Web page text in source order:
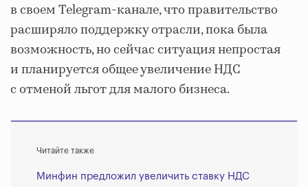
в своем Telegram-канале, что правительство
расширяло поддержку отрасли, пока была
возможность, но сейчас ситуация непростая
и планируется общее увеличение НДС
с отменой льгот для малого бизнеса.
Читайте также
Минфин предложил увеличить ставку НДС